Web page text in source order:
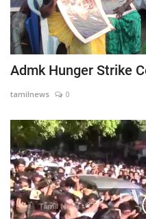
Admk Hunger Strike
tamilnews 0